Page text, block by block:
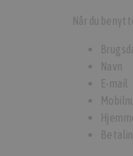
Når du
Navn
E-mail